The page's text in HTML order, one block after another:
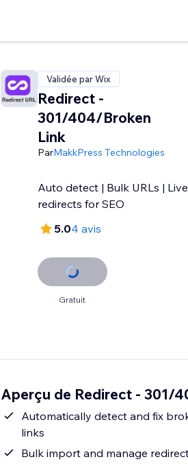
Validée par Wix
Redirect -
301/404/Broken
Link
ParMakkPress Technologies
Auto detect | Bulk URLs | Live
redirects for SEO
5.04 avis
Gratuit
Aperçu de Redirect - 301/
Automatically detect and fix
links
Bulk import and manage